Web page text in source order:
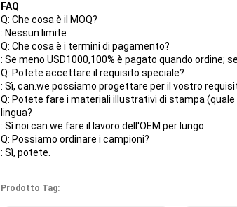
FAQ
Q: Che cosa è il MOQ?
: Nessun limite
Q: Che cosa è i termini di pagamento?
: Se meno USD1000,100% è pagato quando ordine;
Q: Potete accettare il requisito speciale?
: Sì, can.we possiamo progettare per il vostro
Q: Potete fare i materiali illustrativi di stampa
lingua?
: Sì noi can.we fare il lavoro dell'OEM per lungo.
Q: Possiamo ordinare i campioni?
: Sì, potete.
Prodotto Tag: